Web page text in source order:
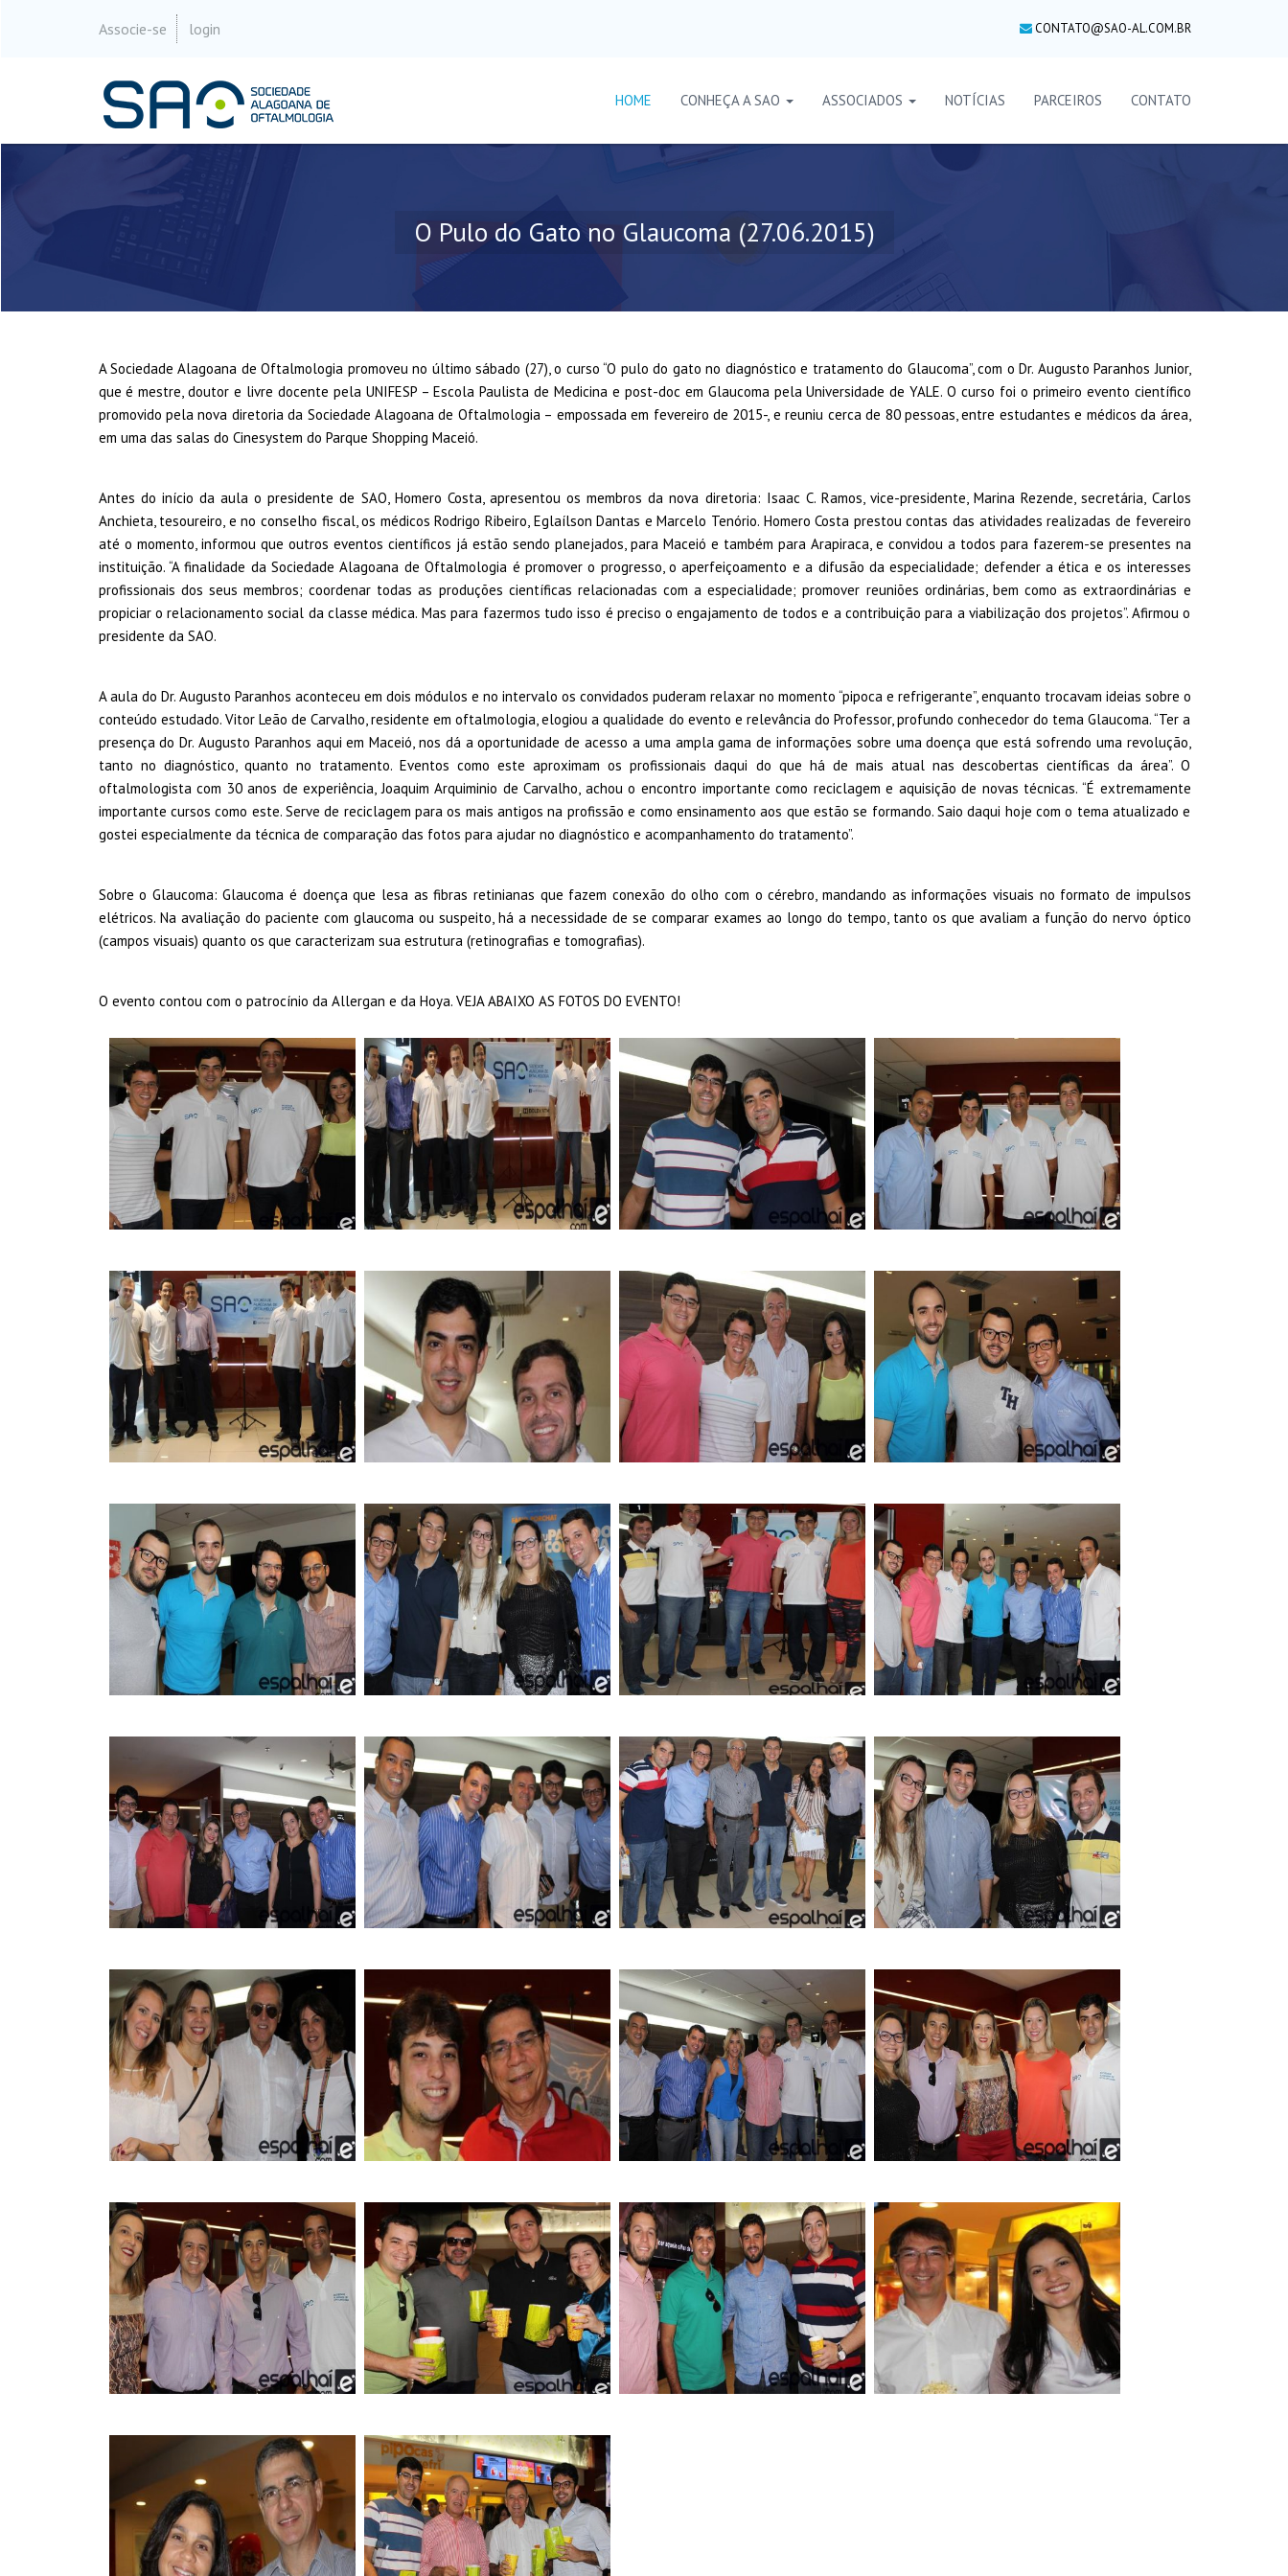
Associe-se login CONTATO@SAO-AL.COM.BR
HOME CONHEÇA A SAO ASSOCIADOS NOTÍCIAS PARCEIROS CONTATO
O Pulo do Gato no Glaucoma (27.06.2015)
A Sociedade Alagoana de Oftalmologia promoveu no último sábado (27), o curso “O pulo do gato no diagnóstico e tratamento do Glaucoma”, com o Dr. Augusto Paranhos Junior,
que é mestre, doutor e livre docente pela UNIFESP – Escola Paulista de Medicina e post-doc em Glaucoma pela Universidade de YALE. O curso foi o primeiro evento científico
promovido pela nova diretoria da Sociedade Alagoana de Oftalmologia – empossada em fevereiro de 2015-, e reuniu cerca de 80 pessoas, entre estudantes e médicos da área,
em uma das salas do Cinesystem do Parque Shopping Maceió.
Antes do início da aula o presidente de SAO, Homero Costa, apresentou os membros da nova diretoria: Isaac C. Ramos, vice-presidente, Marina Rezende, secretária, Carlos
Anchieta, tesoureiro, e no conselho fiscal, os médicos Rodrigo Ribeiro, Eglaílson Dantas e Marcelo Tenório. Homero Costa prestou contas das atividades realizadas de fevereiro
até o momento, informou que outros eventos científicos já estão sendo planejados, para Maceió e também para Arapiraca, e convidou a todos para fazerem-se presentes na
instituição. “A finalidade da Sociedade Alagoana de Oftalmologia é promover o progresso, o aperfeiçoamento e a difusão da especialidade; defender a ética e os interesses
profissionais dos seus membros; coordenar todas as produções científicas relacionadas com a especialidade; promover reuniões ordinárias, bem como as extraordinárias e
propiciar o relacionamento social da classe médica. Mas para fazermos tudo isso é preciso o engajamento de todos e a contribuição para a viabilização dos projetos”. Afirmou o
presidente da SAO.
A aula do Dr. Augusto Paranhos aconteceu em dois módulos e no intervalo os convidados puderam relaxar no momento “pipoca e refrigerante”, enquanto trocavam ideias sobre o
conteúdo estudado. Vitor Leão de Carvalho, residente em oftalmologia, elogiou a qualidade do evento e relevância do Professor, profundo conhecedor do tema Glaucoma. “Ter a
presença do Dr. Augusto Paranhos aqui em Maceió, nos dá a oportunidade de acesso a uma ampla gama de informações sobre uma doença que está sofrendo uma revolução,
tanto no diagnóstico, quanto no tratamento. Eventos como este aproximam os profissionais daqui do que há de mais atual nas descobertas científicas da área”. O
oftalmologista com 30 anos de experiência, Joaquim Arquiminio de Carvalho, achou o encontro importante como reciclagem e aquisição de novas técnicas. “É extremamente
importante cursos como este. Serve de reciclagem para os mais antigos na profissão e como ensinamento aos que estão se formando. Saio daqui hoje com o tema atualizado e
gostei especialmente da técnica de comparação das fotos para ajudar no diagnóstico e acompanhamento do tratamento”.
Sobre o Glaucoma: Glaucoma é doença que lesa as fibras retinianas que fazem conexão do olho com o cérebro, mandando as informações visuais no formato de impulsos
elétricos. Na avaliação do paciente com glaucoma ou suspeito, há a necessidade de se comparar exames ao longo do tempo, tanto os que avaliam a função do nervo óptico
(campos visuais) quanto os que caracterizam sua estrutura (retinografias e tomografias).
O evento contou com o patrocínio da Allergan e da Hoya. VEJA ABAIXO AS FOTOS DO EVENTO!